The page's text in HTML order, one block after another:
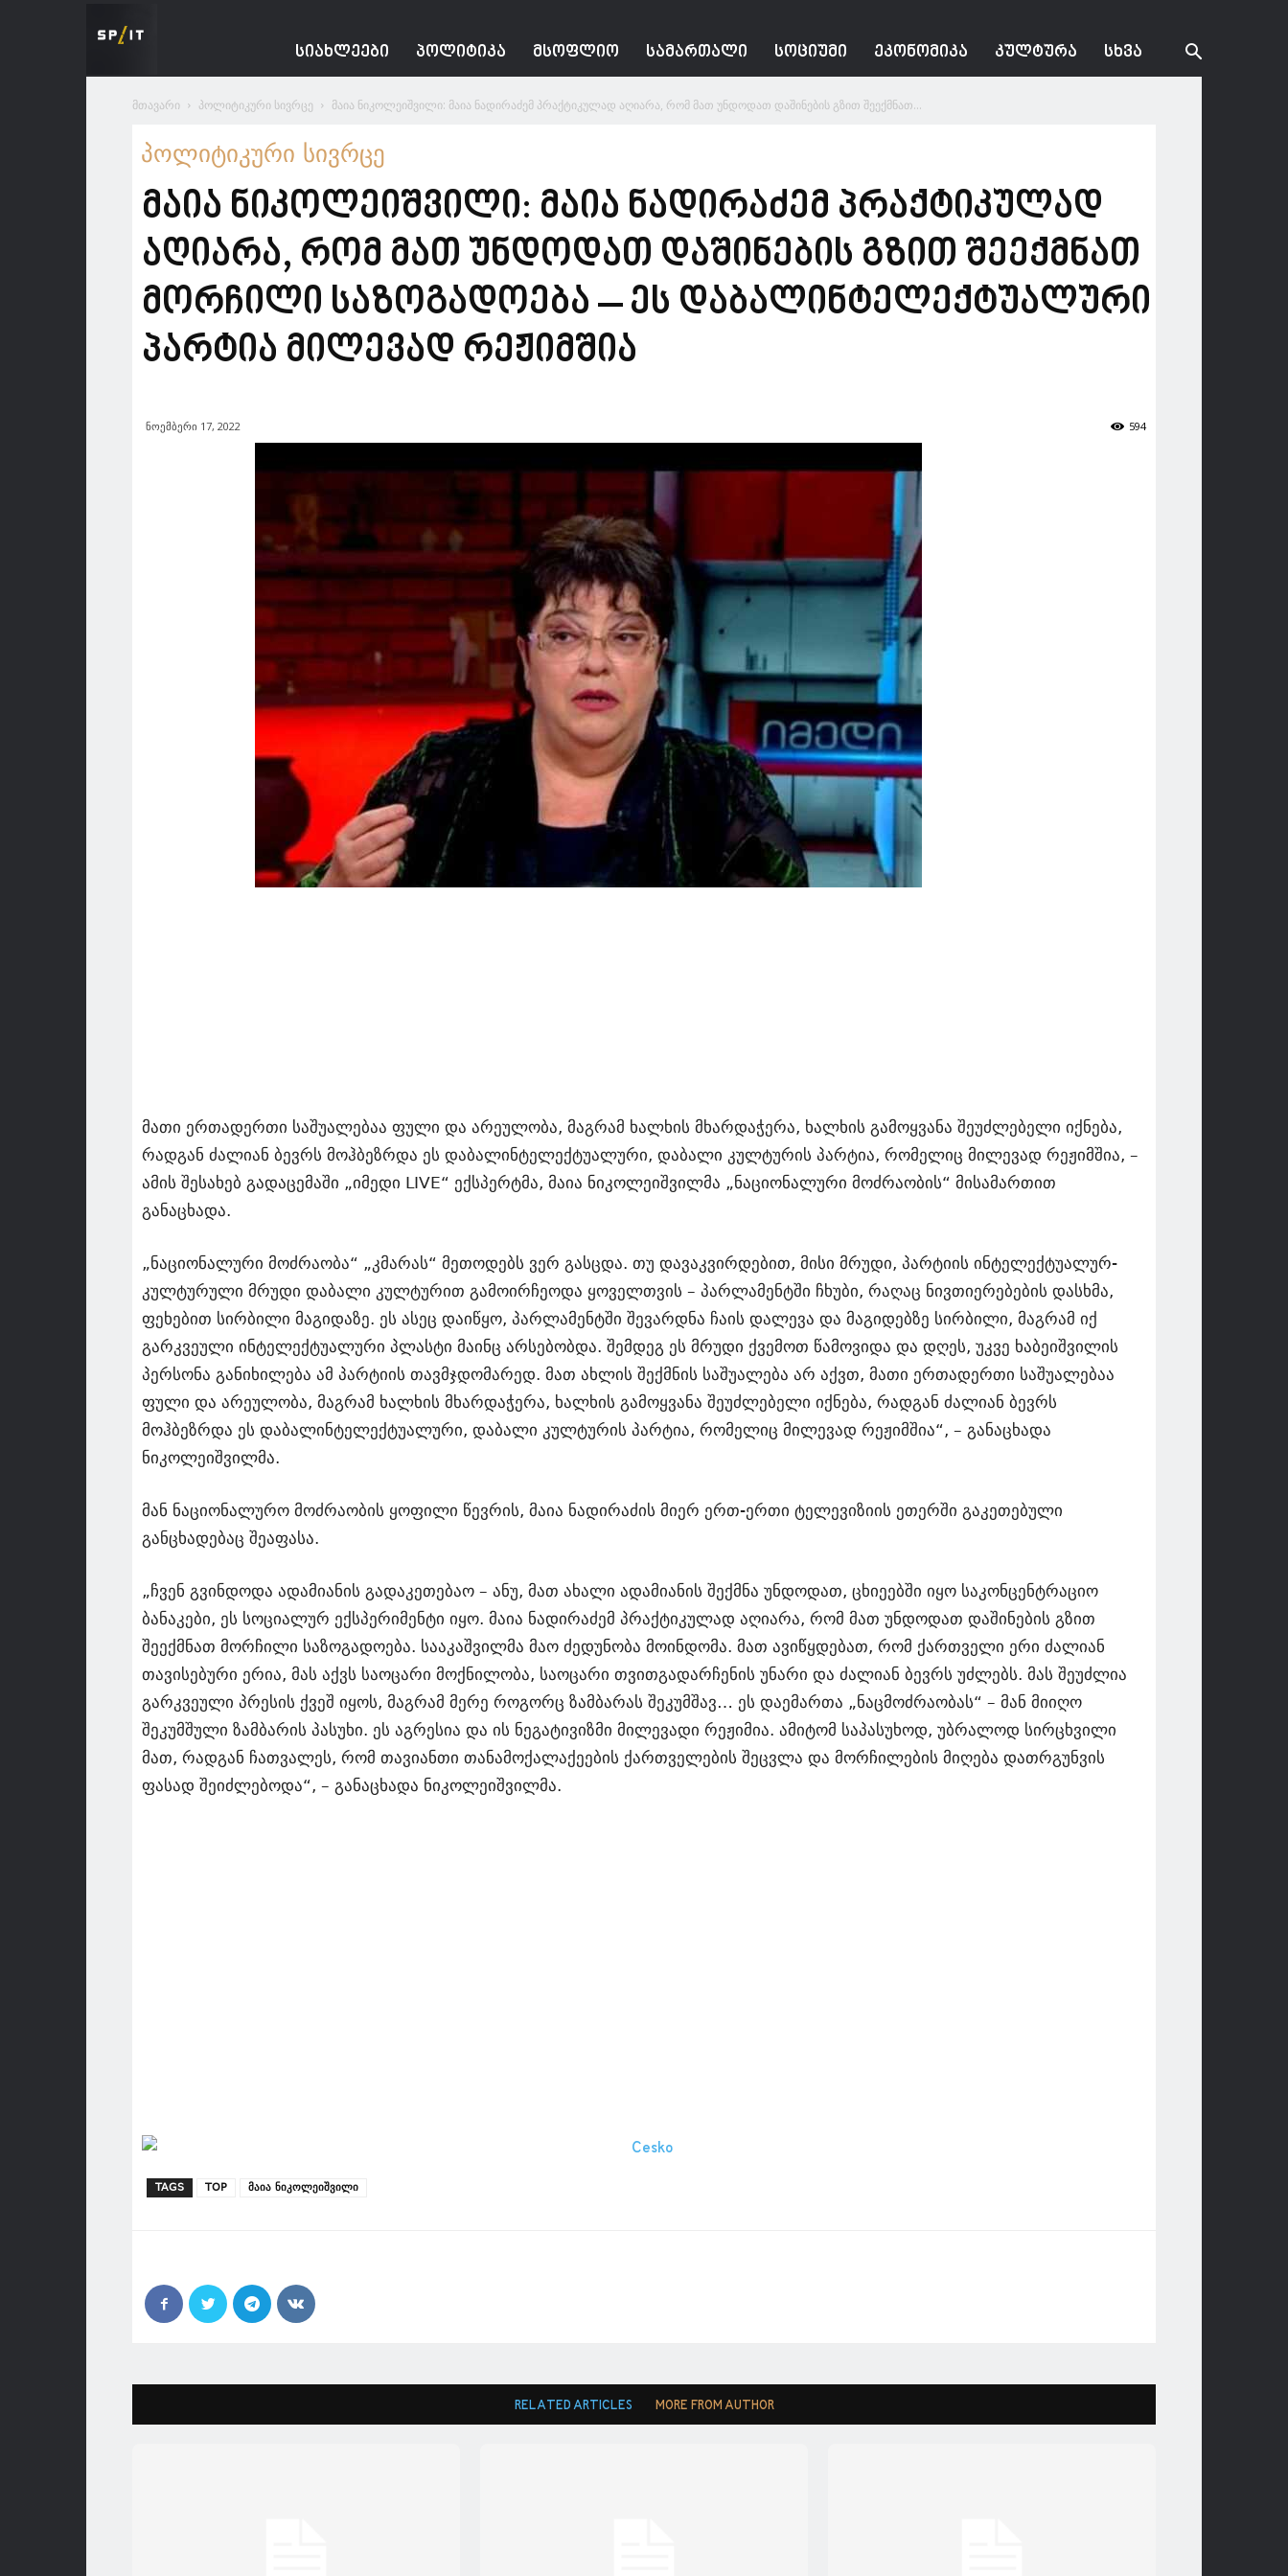
ᲡᲘᲐᲮᲚᲔᲔᲑᲘ ᲞᲝᲚᲘᲢᲘᲙᲐ ᲛᲡᲝᲤᲚᲘᲝ ᲡᲐᲛᲐᲠᲗᲐᲚᲘ ᲡᲝᲪᲘᲣᲛᲘ ᲔᲙᲝᲜᲝᲛᲘᲙᲐ ᲙᲣᲚᲢᲣᲠᲐ ᲡᲮᲕᲐ
მთავარი პოლიტიკური სივრცე მაია ნიკოლეიშვილი: მაია ნადირაძემ პრაქტიკულად აღიარა, რომ მათ უნდოდათ დაშინების გზით შეექმნათ...
პოლიტიკური სივრცე
მაია ნიკოლეიშვილი: მაია ნადირაძემ პრაქტიკულად
აღიარა, რომ მათ უნდოდათ დაშინების გზით შეექმნათ
მორჩილი საზოგადოება – ეს დაბალინტელექტუალური
პარტია მილევად რეჟიმშია
ნოემბერი 17, 2022 594
მათი ერთადერთი საშუალებაა ფული და არეულობა, მაგრამ ხალხის მხარდაჭერა, ხალხის გამოყვანა შეუძლებელი იქნება,
რადგან ძალიან ბევრს მოჰბეზრდა ეს დაბალინტელექტუალური, დაბალი კულტურის პარტია, რომელიც მილევად რეჟიმშია, –
ამის შესახებ გადაცემაში „იმედი LIVE“ ექსპერტმა, მაია ნიკოლეიშვილმა „ნაციონალური მოძრაობის“ მისამართით
განაცხადა.
„ნაციონალური მოძრაობა“ „კმარას“ მეთოდებს ვერ გასცდა. თუ დავაკვირდებით, მისი მრუდი, პარტიის ინტელექტუალურ-
კულტურული მრუდი დაბალი კულტურით გამოირჩეოდა ყოველთვის – პარლამენტში ჩხუბი, რაღაც ნივთიერებების დასხმა,
ფეხებით სირბილი მაგიდაზე. ეს ასეც დაიწყო, პარლამენტში შევარდნა ჩაის დალევა და მაგიდებზე სირბილი, მაგრამ იქ
გარკვეული ინტელექტუალური პლასტი მაინც არსებობდა. შემდეგ ეს მრუდი ქვემოთ წამოვიდა და დღეს, უკვე ხაბეიშვილის
პერსონა განიხილება ამ პარტიის თავმჯდომარედ. მათ ახლის შექმნის საშუალება არ აქვთ, მათი ერთადერთი საშუალებაა
ფული და არეულობა, მაგრამ ხალხის მხარდაჭერა, ხალხის გამოყვანა შეუძლებელი იქნება, რადგან ძალიან ბევრს
მოჰბეზრდა ეს დაბალინტელექტუალური, დაბალი კულტურის პარტია, რომელიც მილევად რეჟიმშია“, – განაცხადა
ნიკოლეიშვილმა.
მან ნაციონალურო მოძრაობის ყოფილი წევრის, მაია ნადირაძის მიერ ერთ-ერთი ტელევიზიის ეთერში გაკეთებული
განცხადებაც შეაფასა.
„ჩვენ გვინდოდა ადამიანის გადაკეთებაო – ანუ, მათ ახალი ადამიანის შექმნა უნდოდათ, ცხიეებში იყო საკონცენტრაციო
ბანაკები, ეს სოციალურ ექსპერიმენტი იყო. მაია ნადირაძემ პრაქტიკულად აღიარა, რომ მათ უნდოდათ დაშინების გზით
შეექმნათ მორჩილი საზოგადოება. სააკაშვილმა მაო ძედუნობა მოინდომა. მათ ავიწყდებათ, რომ ქართველი ერი ძალიან
თავისებური ერია, მას აქვს საოცარი მოქნილობა, საოცარი თვითგადარჩენის უნარი და ძალიან ბევრს უძლებს. მას შეუძლია
გარკვეული პრესის ქვეშ იყოს, მაგრამ მერე როგორც ზამბარას შეკუმშავ… ეს დაემართა „ნაცმოძრაობას“ – მან მიიღო
შეკუმშული ზამბარის პასუხი. ეს აგრესია და ის ნეგატივიზმი მილევადი რეჟიმია. ამიტომ საპასუხოდ, უბრალოდ სირცხვილი
მათ, რადგან ჩათვალეს, რომ თავიანთი თანამოქალაქეების ქართველების შეცვლა და მორჩილების მიღება დათრგუნვის
ფასად შეიძლებოდა“, – განაცხადა ნიკოლეიშვილმა.
TAGS TOP მაია ნიკოლეიშვილი
RELATED ARTICLES MORE FROM AUTHOR